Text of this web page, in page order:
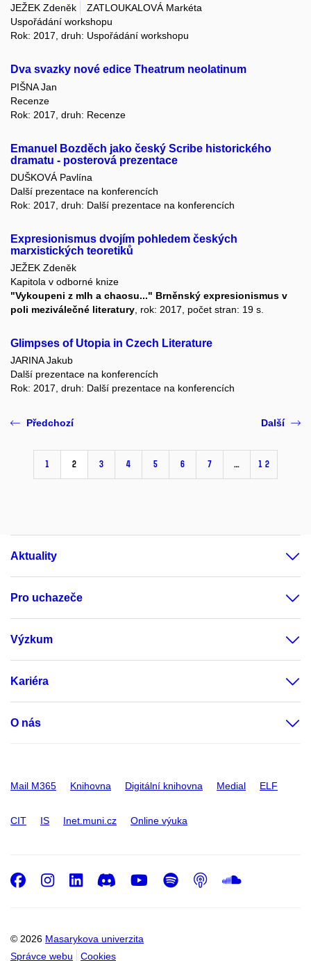
JEŽEK Zdeněk
ZATLOUKALOVÁ Markéta
Uspořádání workshopu
Rok: 2017, druh: Uspořádání workshopu
Dva svazky nové edice Theatrum neolatinum
PIŠNA Jan
Recenze
Rok: 2017, druh: Recenze
Emanuel Bozděch jako český Scribe historického
dramatu - posterová prezentace
DUŠKOVÁ Pavlína
Další prezentace na konferencích
Rok: 2017, druh: Další prezentace na konferencích
Expresionismus dvojím pohledem českých
marxistických teoretiků
JEŽEK Zdeněk
Kapitola v odborné knize
"Vykoupeni z mlh a chaosu..." Brněnský expresionismus v
poli meziválečné literatury , rok: 2017, počet stran: 19 s.
Glimpses of Utopia in Czech Literature
JARINA Jakub
Další prezentace na konferencích
Rok: 2017, druh: Další prezentace na konferencích
Předchozí
1 2 3 4 5 6 7 … 12
Další
Aktuality
Pro uchazeče
Výzkum
Kariéra
O nás
Mail M365 Knihovna Digitální knihovna Medial ELF
CIT IS Inet.muni.cz Online výuka
© 2026 Masarykova univerzita
Správce webu
Cookies
Facebook
Instagram
LinkedIn
DiscordYoutube
Spotify
Podcast